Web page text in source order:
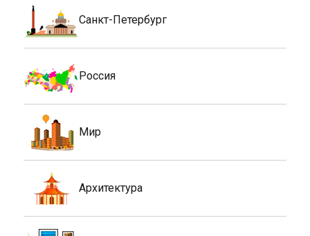
Санкт-Петербург
Россия
Мир
Архитектура